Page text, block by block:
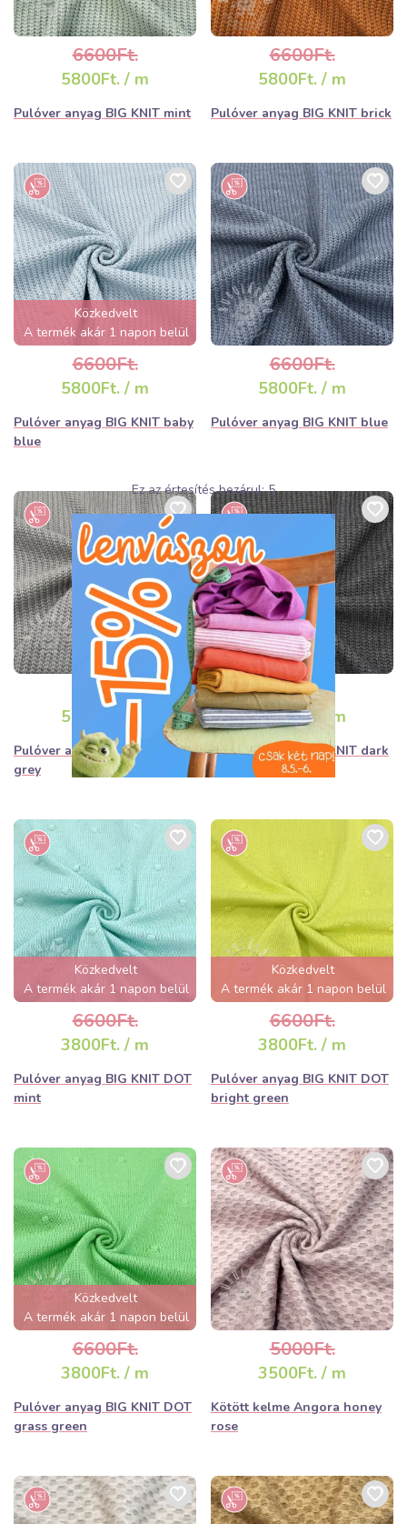
6600Ft.
5800Ft. / m
Pulóver anyag BIG KNIT mint
6600Ft.
5800Ft. / m
Pulóver anyag BIG KNIT brick
Közkedvelt
A termék akár 1 napon belül
elfogyhat!
6600Ft.
5800Ft. / m
Pulóver anyag BIG KNIT baby
blue
6600Ft.
5800Ft. / m
Pulóver anyag BIG KNIT blue
6600Ft.
5800Ft. / m
Pulóver anyag BIG KNIT light
grey
6600Ft.
5800Ft. / m
Pulóver anyag BIG KNIT dark
grey
Közkedvelt
A termék akár 1 napon belül
elfogyhat!
6600Ft.
3800Ft. / m
Pulóver anyag BIG KNIT DOT
mint
Közkedvelt
A termék akár 1 napon belül
elfogyhat!
6600Ft.
3800Ft. / m
Pulóver anyag BIG KNIT DOT
bright green
Közkedvelt
A termék akár 1 napon belül
elfogyhat!
6600Ft.
3800Ft. / m
Pulóver anyag BIG KNIT DOT
grass green
5000Ft.
3500Ft. / m
Kötött kelme Angora honey
rose
Ez az értesítés bezárul:3